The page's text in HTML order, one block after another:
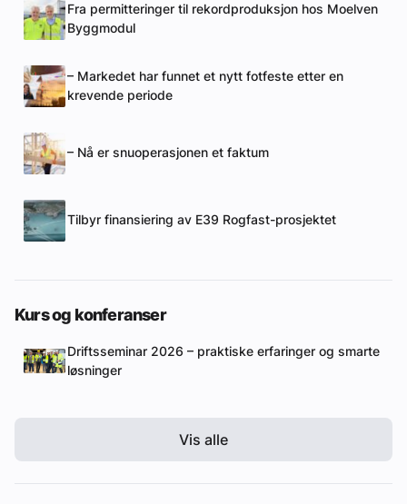
Fra permitteringer til rekordproduksjon hos Moelven
Byggmodul
– Markedet har funnet et nytt fotfeste etter en
krevende periode
– Nå er snuoperasjonen et faktum
Tilbyr finansiering av E39 Rogfast-prosjektet
Kurs og konferanser
Driftsseminar 2026 – praktiske erfaringer og smarte
løsninger
Vis alle